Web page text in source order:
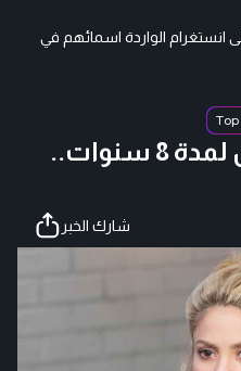
انستغرام الواردة اسمائهم في
Top
شاكيرا تهدد بالسجن لمدة 8 سنوات..
شارك الخبر